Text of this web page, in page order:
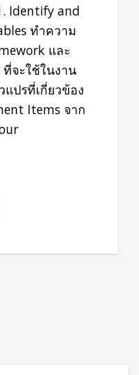
Identify and
ทำความ
และ
ที่จะใช้ในงาน
ปรที่เกี่ยวข้อง
Items จาก